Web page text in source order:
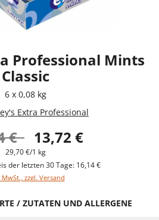
Professional Mints
Classic
6 x 0,08 kg
Extra Professional
€ 13,72 €
29,70 €/1 kg
der letzten 30 Tage: 16,14 €
zzgl. Versand
/ ZUTATEN UND ALLERGENE